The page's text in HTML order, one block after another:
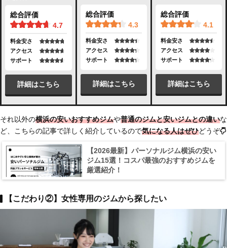
総合評価
4.7
料金安さ
アクセス
サポート
詳細はこちら
総合評価
4.3
料金安さ
アクセス
サポート
詳細はこちら
総合評価
4.1
料金安さ
アクセス
サポート
詳細はこちら
それ以外の横浜の安いおすすめジムや普通のジムと安いジムとの違いな
ど、こちらの記事で詳しく紹介しているので気になる人はぜひどうぞ
【2026最新】パーソナルジム横浜の安い
ジム15選！コスパ最強のおすすめジムを
厳選紹介！
【こだわり②】女性専用のジムから探したい